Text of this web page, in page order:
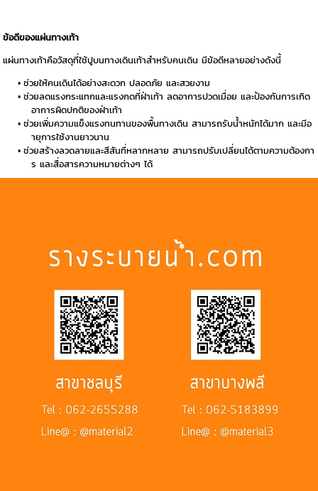
ข้อดีของแผ่นทางเท้า
แผ่นทางเท้าคือวัสดุที่ใช้ปูบนทางเดินเท้าสำหรับคนเดิน มีข้อดีหลายอย่างดังนี้
ช่วยให้คนเดินได้อย่างสะดวก ปลอดภัย และสวยงาม
ช่วยลดแรงกระแทกและแรงกดที่ฝ่าเท้า ลดอาการปวดเมื่อย และป้องกันการเกิด
อาการผิดปกติของฝ่าเท้า
ช่วยเพิ่มความแข็งแรงทนทานของพื้นทางเดิน สามารถรับน้ำหนักได้มาก และมีอ
ายุการใช้งานยาวนาน
ช่วยสร้างลวดลายและสีสันที่หลากหลาย สามารถปรับเปลี่ยนได้ตามความต้องกา
ร และสื่อสารความหมายต่างๆ ได้